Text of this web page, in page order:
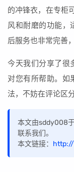
的冲锋衣，在专柜
风和耐磨的功能，
后服务也非常完善
今天我们分享了很
对您有所帮助。如
法，不妨在评论区
本文由sddy008
联系我们。
本文链接：